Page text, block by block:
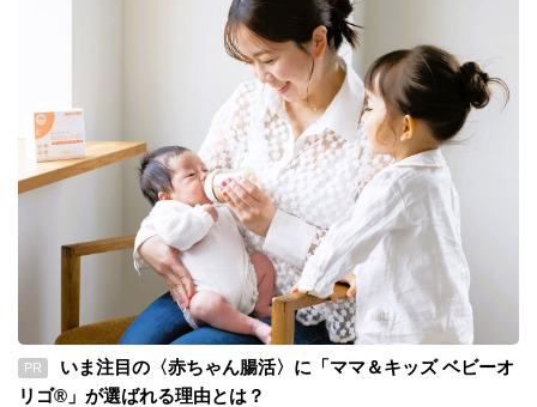
PR
いま注目の〈赤ちゃん腸活〉に「ママ＆キッズ ベビーオ
リゴ®」が選ばれる理由とは？